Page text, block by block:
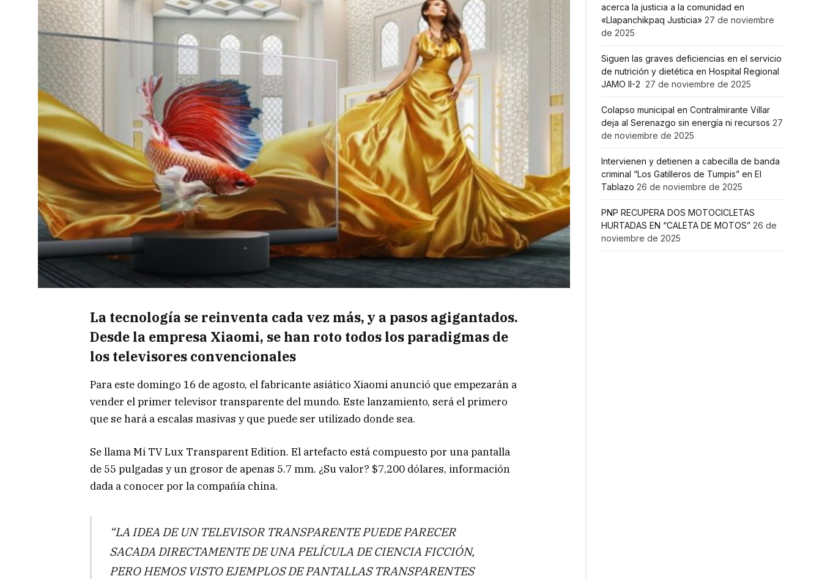
La tecnología se reinventa cada vez más, y a pasos agigantados.
Desde la empresa Xiaomi, se han roto todos los paradigmas de
los televisores convencionales
Para este domingo 16 de agosto, el fabricante asiático Xiaomi anunció que empezarán a
vender el primer televisor transparente del mundo. Este lanzamiento, será el primero
que se hará a escalas masivas y que puede ser utilizado donde sea.
Se llama Mi TV Lux Transparent Edition. El artefacto está compuesto por una pantalla
de 55 pulgadas y un grosor de apenas 5.7 mm. ¿Su valor? $7,200 dólares, información
dada a conocer por la compañía china.
“LA IDEA DE UN TELEVISOR TRANSPARENTE PUEDE PARECER
SACADA DIRECTAMENTE DE UNA PELÍCULA DE CIENCIA FICCIÓN,
PERO HEMOS VISTO EJEMPLOS DE PANTALLAS TRANSPARENTES
acerca la justicia a la comunidad en
«Llapanchikpaq Justicia» 27 de noviembre
de 2025
Siguen las graves deficiencias en el servicio
de nutrición y dietética en Hospital Regional
JAMO II-2 27 de noviembre de 2025
Colapso municipal en Contralmirante Villar
deja al Serenazgo sin energía ni recursos 27
de noviembre de 2025
Intervienen y detienen a cabecilla de banda
criminal “Los Gatilleros de Tumpis” en El
Tablazo 26 de noviembre de 2025
PNP RECUPERA DOS MOTOCICLETAS
HURTADAS EN “CALETA DE MOTOS” 26 de
noviembre de 2025